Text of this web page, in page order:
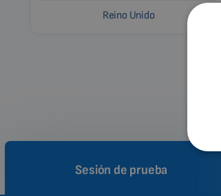
Reino Unido
Sesión de prueba